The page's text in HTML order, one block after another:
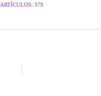
ARTÍCULOS: 379